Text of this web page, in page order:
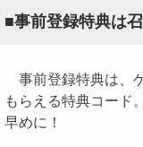
■事前登録特典は
事前登録特典は、
もらえる特典コード
早めに！